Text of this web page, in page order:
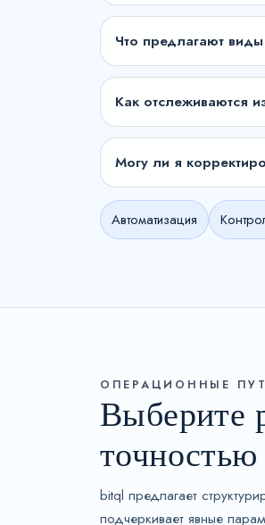
Что предлагают
Как отслеживаются
Могу ли я
Автоматизация
ОПЕРАЦИОННЫЕ
Выберите
точностью
bitql предлагает
подчеркивает явные